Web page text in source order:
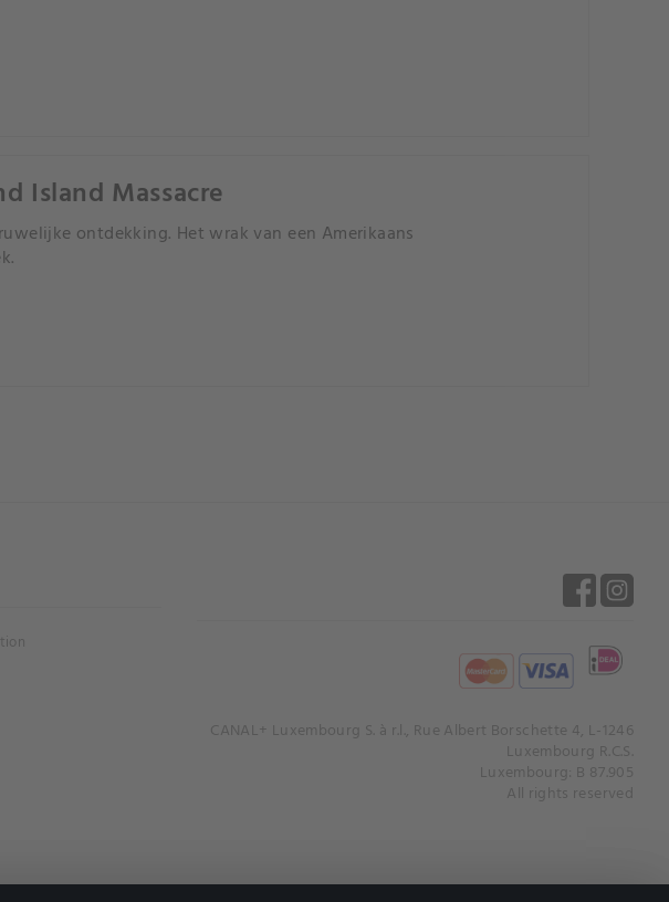
Island Massacre
ontdekking. Het wrak van een Amerikaans
CANAL+ Luxembourg S. à r.l., Rue Albert Borschette 4, L-1246
Luxembourg R.C.S.
Luxembourg: B 87.905
All rights reserved